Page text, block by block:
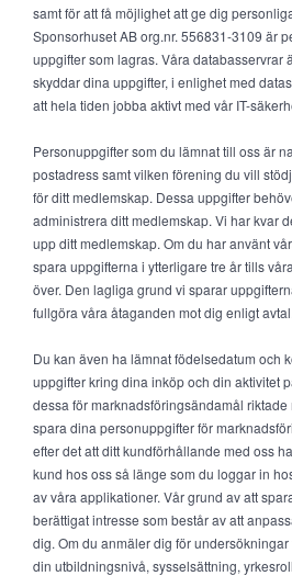
samt för att få möjlighet att ge dig
Sponsorhuset AB org.nr. 556831-3109 är
uppgifter som lagras. Våra databasservrar
skyddar dina uppgifter, i enlighet med
att hela tiden jobba aktivt med vår IT-
Personuppgifter som du lämnat till oss är
postadress samt vilken förening du vill
för ditt medlemskap. Dessa uppgifter
administrera ditt medlemskap. Vi har kvar
upp ditt medlemskap. Om du har använt
spara uppgifterna i ytterligare tre år tills
över. Den lagliga grund vi sparar
fullgöra våra åtaganden mot dig enligt avtal.
Du kan även ha lämnat födelsedatum och
uppgifter kring dina inköp och din aktivitet
dessa för marknadsföringsändamål riktade
spara dina personuppgifter för
efter det att ditt kundförhållande med oss
kund hos oss så länge som du loggar in
av våra applikationer. Vår grund av att
berättigat intresse som består av att
dig. Om du anmäler dig för
din utbildningsnivå, sysselsättning,